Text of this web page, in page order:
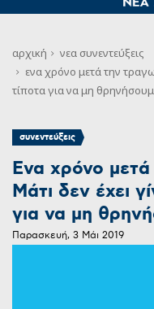
αρχική νεα συνεντεύξεις
ενα χρόνο μετά την
τίποτα για να μη
συνεντεύξεις
Ενα χρόνο
Μάτι δεν έχει
για να μη
Παρασκευή, 3 Μάι 2019